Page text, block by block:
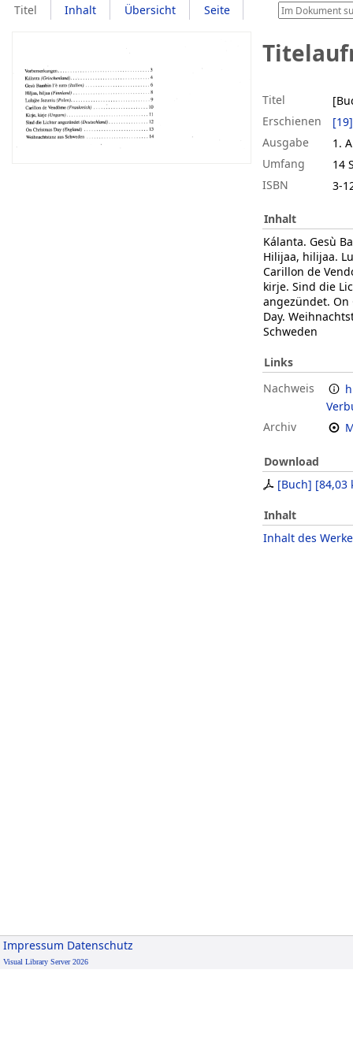
Titel Inhalt Übersicht Seite
Titel
Erschienen
Ausgabe
1.
Umfang
14
ISBN
3-
Inhalt
Kálanta. Gesù
Hilijaa, hilijaa.
Carillon de
kirje. Sind die
angezündet. On
Day.
Schweden
Links
Nachweis
Archiv
Download
[Buch] [84,03
Inhalt
Inhalt des
Impressum Datenschutz
Visual Library Server 2026